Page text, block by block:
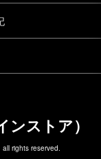
ストア）
all rights reserved.